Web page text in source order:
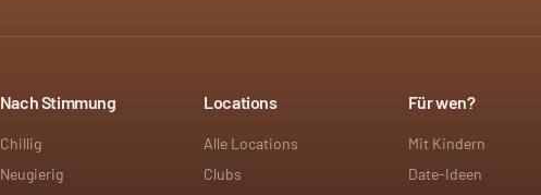
Nach Stimmung
Chillig
Neugierig
Locations
Alle Locations
Clubs
Für wen?
Mit Kindern
Date-Ideen